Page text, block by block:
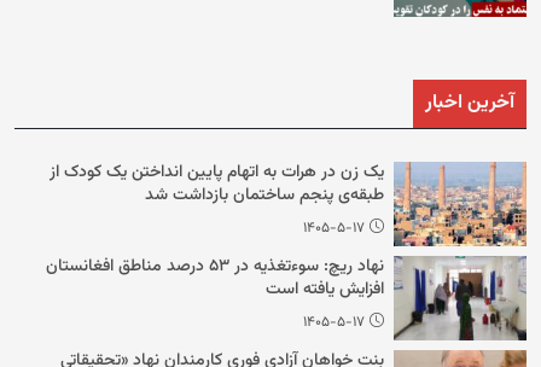
آخرین اخبار
یک زن در هرات به اتهام پایین انداختن یک کودک از
طبقه‌ی پنجم ساختمان بازداشت شد
۱۴۰۵-۵-۱۷
نهاد ریچ: سوءتغذیه در ۵۳ درصد مناطق افغانستان
افزایش یافته است
۱۴۰۵-۵-۱۷
بنت خواهان آزادی فوری کارمندان نهاد «تحقیقاتی